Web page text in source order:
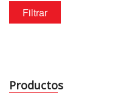
Precio
mínimo
Precio
máximo
Filtrar
Productos